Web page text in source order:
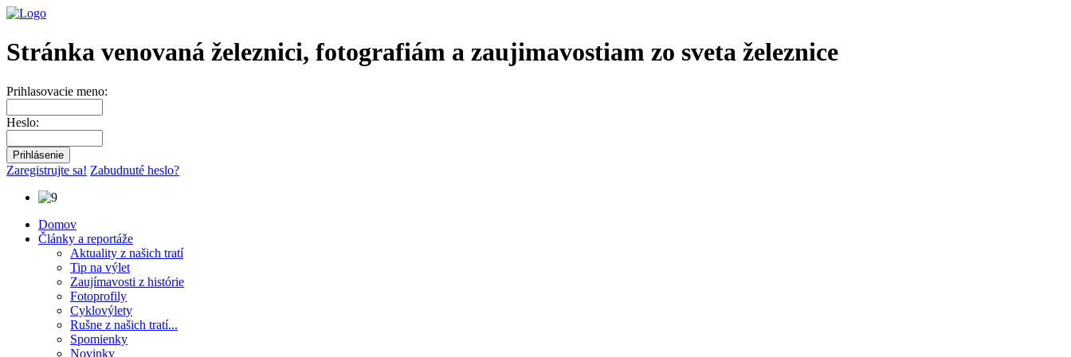
Stránka venovaná železnici, fotografiám a zaujimavostiam zo sveta železnice
Prihlasovacie meno:
Heslo:
Zaregistrujte sa! Zabudnuté heslo?
Domov
Články a reportáže
Aktuality z našich tratí
Tip na výlet
Zaujímavosti z histórie
Fotoprofily
Cyklovýlety
Rušne z našich tratí...
Spomienky
Novinky